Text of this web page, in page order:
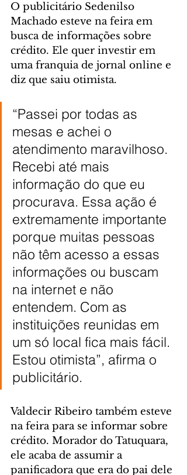
O publicitário Sedenilso
Machado esteve na feira em
busca de informações sobre
crédito. Ele quer investir em
uma franquia de jornal online e
diz que saiu otimista.
“Passei por todas as
mesas e achei o
atendimento maravilhoso.
Recebi até mais
informação do que eu
procurava. Essa ação é
extremamente importante
porque muitas pessoas
não têm acesso a essas
informações ou buscam
na internet e não
entendem. Com as
instituições reunidas em
um só local fica mais fácil.
Estou otimista”, afirma o
publicitário.
Valdecir Ribeiro também esteve
na feira para se informar sobre
crédito. Morador do Tatuquara,
ele acaba de assumir a
panificadora que era do pai dele